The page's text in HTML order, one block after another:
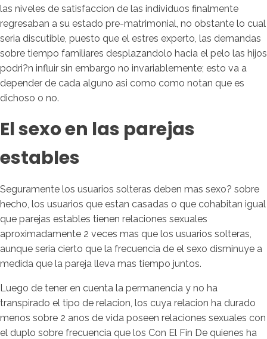
las niveles de satisfaccion de las individuos finalmente
regresaban a su estado pre-matrimonial, no obstante lo cual
seria discutible, puesto que el estres experto, las demandas
sobre tiempo familiares desplazandolo hacia el pelo las hijos
podri?n influir sin embargo no invariablemente; esto va a
depender de cada alguno asi como como notan que es
dichoso o no.
El sexo en las parejas
estables
Seguramente los usuarios solteras deben mas sexo? sobre
hecho, los usuarios que estan casadas o que cohabitan igual
que parejas estables tienen relaciones sexuales
aproximadamente 2 veces mas que los usuarios solteras,
aunque seria cierto que la frecuencia de el sexo disminuye a
medida que la pareja lleva mas tiempo juntos.
Luego de tener en cuenta la permanencia y no ha
transpirado el tipo de relacion, los cuya relacion ha durado
menos sobre 2 anos de vida poseen relaciones sexuales con
el duplo sobre frecuencia que los Con El Fin De quienes ha